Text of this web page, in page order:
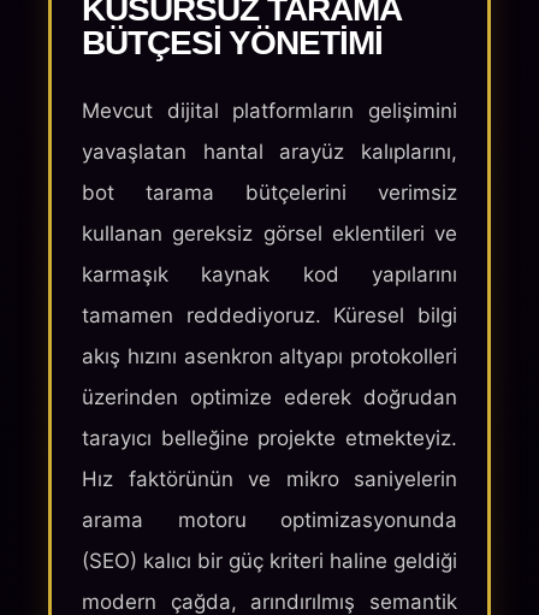
KUSURSUZ TARAMA
BÜTÇESI YÖNETIMI
Mevcut dijital platformların gelişimini
yavaşlatan hantal arayüz kalıplarını,
bot tarama bütçelerini verimsiz
kullanan gereksiz görsel eklentileri ve
karmaşık kaynak kod yapılarını
tamamen reddediyoruz. Küresel bilgi
akış hızını asenkron altyapı protokolleri
üzerinden optimize ederek doğrudan
tarayıcı belleğine projekte etmekteyiz.
Hız faktörünün ve mikro saniyelerin
arama motoru optimizasyonunda
(SEO) kalıcı bir güç kriteri haline geldiği
modern çağda, arındırılmış semantik